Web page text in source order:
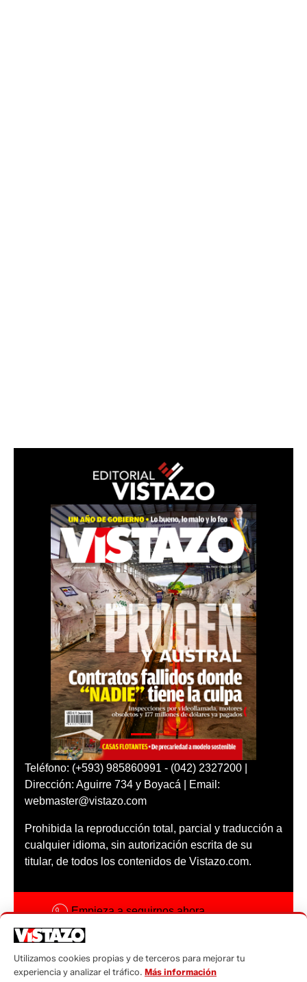
Teléfono: (+593) 985860991 - (042) 2327200 |
Dirección: Aguirre 734 y Boyacá | Email:
webmaster@vistazo.com
Prohibida la reproducción total, parcial y traducción a
cualquier idioma, sin autorización escrita de su
titular, de todos los contenidos de Vistazo.com.
Empieza a seguirnos ahora
Código ética
Utilizamos cookies propias y de terceros para mejorar tu
experiencia y analizar el tráfico. Más información